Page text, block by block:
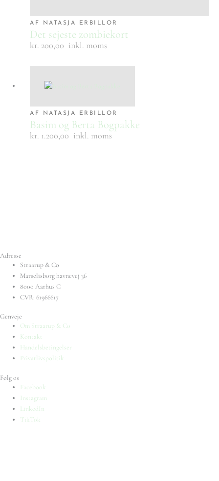
AF NATASJA ERBILLOR
Det sejeste zombiekort
kr. 200,00 inkl. moms
AF NATASJA ERBILLOR
Basim og Berta Bogpakke
kr. 1.200,00 inkl. moms
Adresse
Straarup & Co
Marselisborg havnevej 36
8000 Aarhus C
CVR: 61966617
Genveje
Om Straarup & Co
Kontakt
Handelsbetingelser
Privatlivspolitik
Følg os
Facebook
Instagram
LinkedIn
TikTok